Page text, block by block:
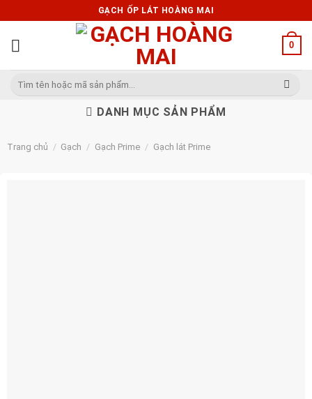
to
content
GẠCH ỐP LÁT HOÀNG MAI
0
Tìm
DANH MỤC SẢN PHẨM
Trang chủ / Gạch / Gạch Prime / Gạch lát Prime